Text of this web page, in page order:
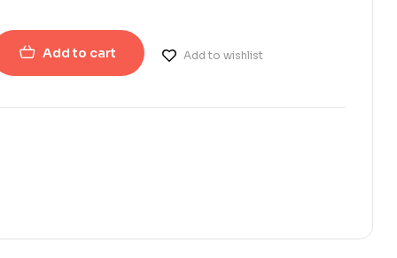
Add to cart Add to wishlist